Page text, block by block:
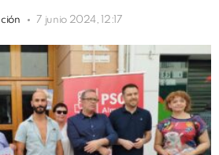
7 junio 2024, 12:17